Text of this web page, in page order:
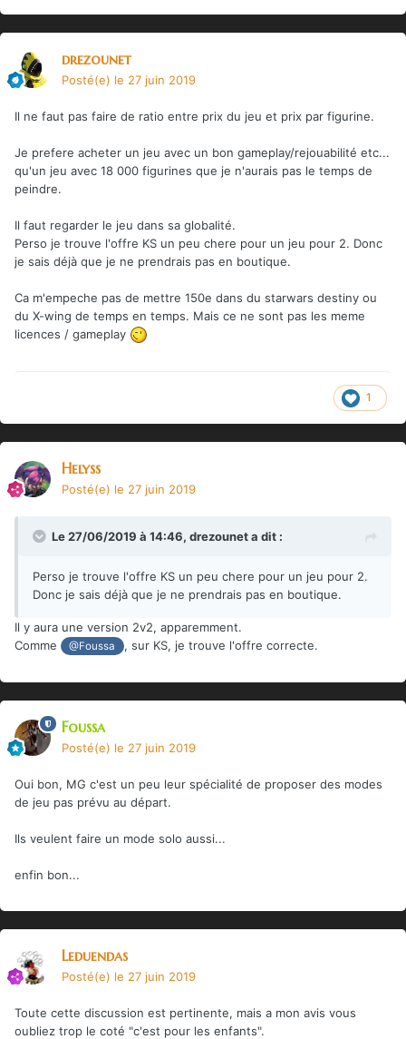
drezounet
Posté(e) le 27 juin 2019
Il ne faut pas faire de ratio entre prix du jeu et prix par figurine.
Je prefere acheter un jeu avec un bon gameplay/rejouabilité etc...
qu'un jeu avec 18 000 figurines que je n'aurais pas le temps de
peindre.
Il faut regarder le jeu dans sa globalité.
Perso je trouve l'offre KS un peu chere pour un jeu pour 2. Donc
je sais déjà que je ne prendrais pas en boutique.
Ca m'empeche pas de mettre 150e dans du starwars destiny ou
du X-wing de temps en temps. Mais ce ne sont pas les meme
licences / gameplay
1
Helyss
Posté(e) le 27 juin 2019
Le 27/06/2019 à 14:46, drezouneta dit :
Perso je trouve l'offre KS un peu chere pour un jeu pour 2.
Donc je sais déjà que je ne prendrais pas en boutique.
Il y aura une version 2v2, apparemment.
Comme
@Foussa , sur KS, je trouve l'offre correcte.
Foussa
Posté(e) le 27 juin 2019
Oui bon, MG c'est un peu leur spécialité de proposer des modes
de jeu pas prévu au départ.
Ils veulent faire un mode solo aussi...
enfin bon...
Leduendas
Posté(e) le 27 juin 2019
Toute cette discussion est pertinente, mais a mon avis vous
oubliez trop le coté "c'est pour les enfants".